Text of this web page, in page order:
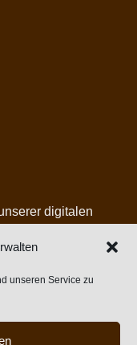
unseren Service zu
digitalen
uns: